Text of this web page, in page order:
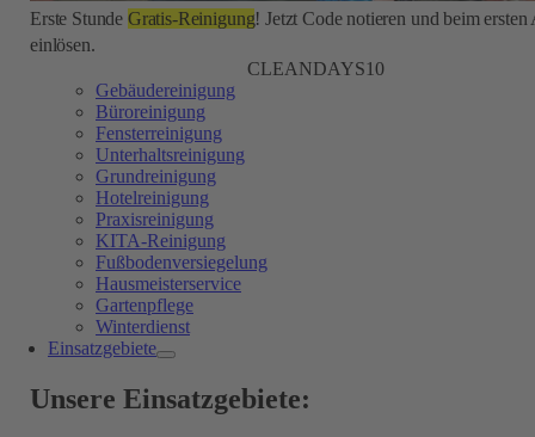
Erste Stunde Gratis-Reinigung! Jetzt Code notieren und beim ersten
einlösen.
CLEANDAYS10
Gebäudereinigung
Büroreinigung
Fensterreinigung
Unterhaltsreinigung
Grundreinigung
Hotelreinigung
Praxisreinigung
KITA-Reinigung
Fußbodenversiegelung
Hausmeisterservice
Gartenpflege
Winterdienst
Einsatzgebiete
Unsere Einsatzgebiete: